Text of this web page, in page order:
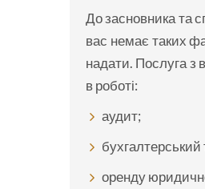
До засновника та
вас немає таких
надати. Послуга з
в роботі:
аудит;
бухгалтерський
оренду